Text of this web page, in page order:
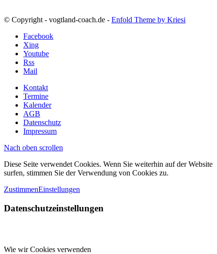
© Copyright - vogtland-coach.de - Enfold Theme by Kriesi
Facebook
Xing
Youtube
Rss
Mail
Kontakt
Termine
Kalender
AGB
Datenschutz
Impressum
Nach oben scrollen
Diese Seite verwendet Cookies. Wenn Sie weiterhin auf der Website
surfen, stimmen Sie der Verwendung von Cookies zu.
ZustimmenEinstellungen
Datenschutzeinstellungen
Wie wir Cookies verwenden